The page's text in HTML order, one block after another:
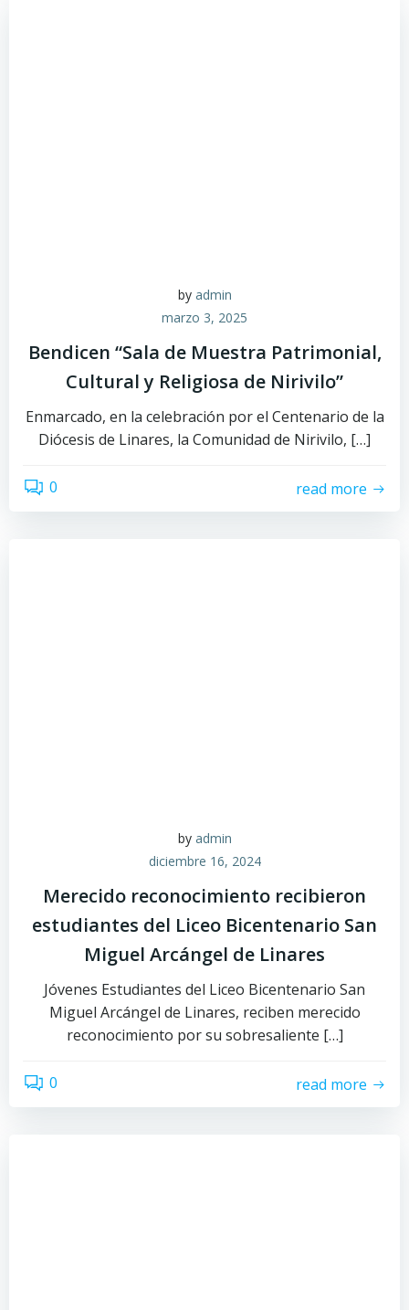
by admin
marzo 3, 2025
Bendicen “Sala de Muestra Patrimonial,
Cultural y Religiosa de Nirivilo”
Enmarcado, en la celebración por el Centenario de la
Diócesis de Linares, la Comunidad de Nirivilo, […]
0 read more
by admin
diciembre 16, 2024
Merecido reconocimiento recibieron
estudiantes del Liceo Bicentenario San
Miguel Arcángel de Linares
Jóvenes Estudiantes del Liceo Bicentenario San
Miguel Arcángel de Linares, reciben merecido
reconocimiento por su sobresaliente […]
0 read more